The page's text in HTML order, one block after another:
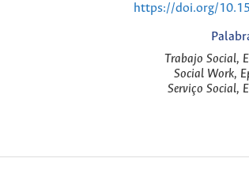
https://doi.org/
Trabajo Social,
Social Work,
Serviço Social,